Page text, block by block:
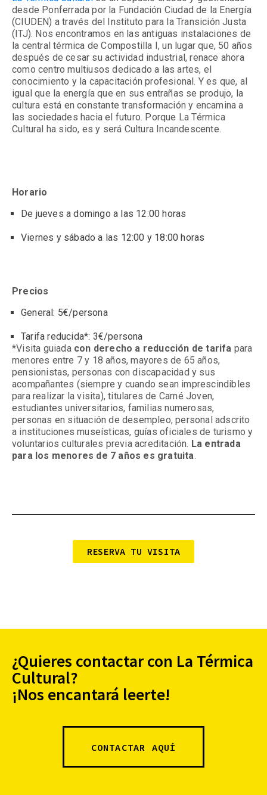
desde Ponferrada por la Fundación Ciudad de la Energía
(CIUDEN) a través del Instituto para la Transición Justa
(ITJ). Nos encontramos en las antiguas instalaciones de
la central térmica de Compostilla I, un lugar que, 50 años
después de cesar su actividad industrial, renace ahora
como centro multiusos dedicado a las artes, el
conocimiento y la capacitación profesional. Y es que, al
igual que la energía que en sus entrañas se produjo, la
cultura está en constante transformación y encamina a
las sociedades hacia el futuro. Porque La Térmica
Cultural ha sido, es y será Cultura Incandescente.
Horario
De jueves a domingo a las 12:00 horas
Viernes y sábado a las 12:00 y 18:00 horas
Precios
General: 5€/persona
Tarifa reducida*: 3€/persona
*Visita guiada con derecho a reducción de tarifa para
menores entre 7 y 18 años, mayores de 65 años,
pensionistas, personas con discapacidad y sus
acompañantes (siempre y cuando sean imprescindibles
para realizar la visita), titulares de Carné Joven,
estudiantes universitarios, familias numerosas,
personas en situación de desempleo, personal adscrito
a instituciones museísticas, guías oficiales de turismo y
voluntarios culturales previa acreditación. La entrada
para los menores de 7 años es gratuita.
RESERVA TU VISITA
¿Quieres contactar con La Térmica
Cultural?
¡Nos encantará leerte!
CONTACTAR AQUÍ